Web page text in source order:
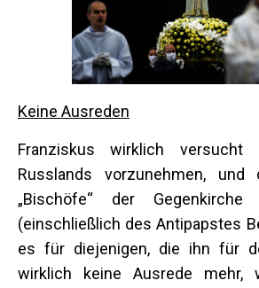
Keine Ausreden
Franziskus wirklich
Russlands vorzunehmen,
„Bischöfe“ der Gegenkirche
(einschließlich des Antipapstes
es für diejenigen, die ihn für
wirklich keine Ausrede mehr,